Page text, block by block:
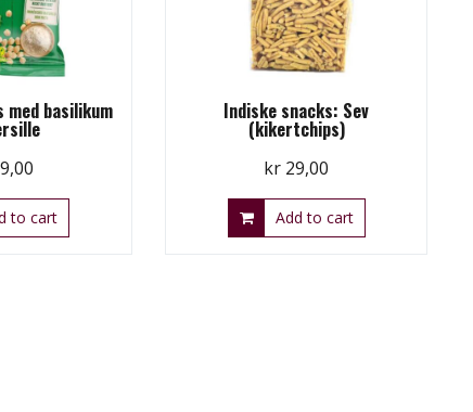
med basilikum
to cart
Indiske snacks: Sev
(kikertchips)
kr 29,00
Add to cart